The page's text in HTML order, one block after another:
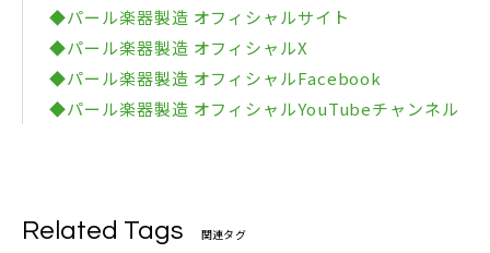
◆パール楽器製造 オフィシャルサイト
◆パール楽器製造 オフィシャルX
◆パール楽器製造 オフィシャルFacebook
◆パール楽器製造 オフィシャルYouTubeチャンネル
Related Tags 関連タグ